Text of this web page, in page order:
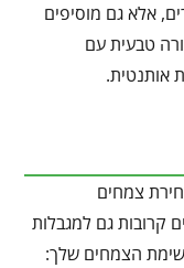
אלא גם מוסיפים
טבעית עם
אותנטית.
צמחים
קרובות גם למגבלות
הצמחים שלך: